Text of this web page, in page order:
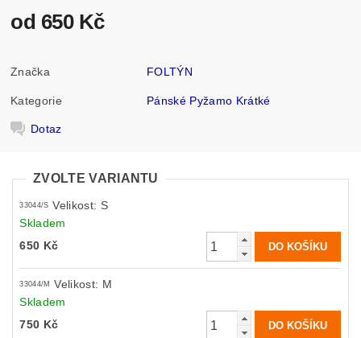
od 650 Kč
Značka FOLTÝN
Kategorie Pánské Pyžamo Krátké
Dotaz
ZVOLTE VARIANTU
33044/S Velikost: S
Skladem
650 Kč
33044/M
Velikost: M
Skladem
750 Kč